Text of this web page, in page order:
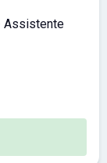
Assistente